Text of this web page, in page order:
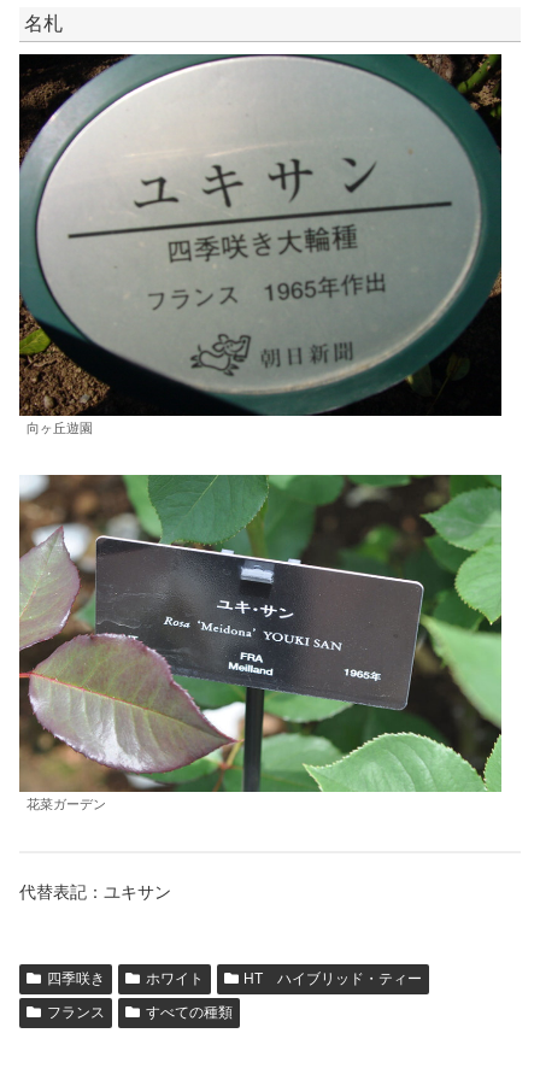
名札
向ヶ丘遊園
花菜ガーデン
代替表記：ユキサン
四季咲き ホワイト
HT ハイブリッド・ティー
フランス
すべての種類